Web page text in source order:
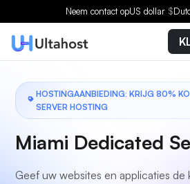
Neem contact opUS dollar $
HOSTINGAANBIEDING: KRIJG 80%
SERVER HOSTING
Miami Dedicated
Geef uw websites en applicaties de